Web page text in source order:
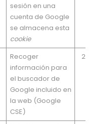
sesión en una
cuenta de Google
se almacena esta
cookie
Recoger
información para
el buscador de
Google incluido en
la web (Google
CSE)
2